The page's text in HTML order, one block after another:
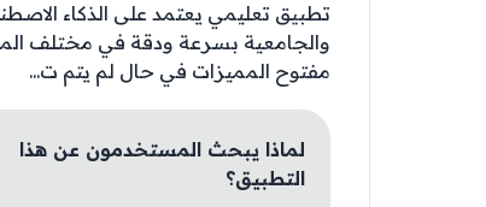
تطبيق تعليمي يعتمد على الذكاء
والجامعية بسرعة ودقة في مختلف
مفتوح المميزات في حال لم يتم ت...
لماذا يبحث المستخدمون عن هذا
التطبيق؟